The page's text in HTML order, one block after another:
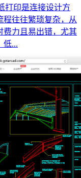
打印是连接设计方
往往繁琐复杂，从
费力且易出错，尤其
低...